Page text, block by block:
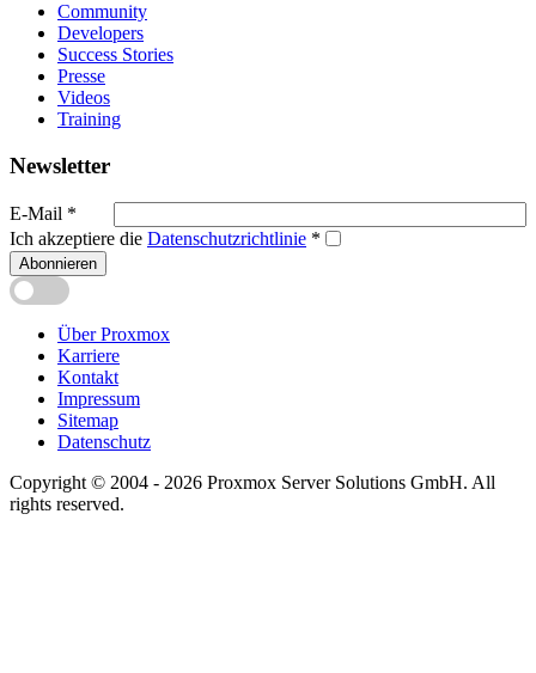
Community
Developers
Success Stories
Presse
Videos
Training
Newsletter
E-Mail *
Ich akzeptiere die Datenschutzrichtlinie *
Abonnieren
Über Proxmox
Karriere
Kontakt
Impressum
Sitemap
Datenschutz
Copyright © 2004 - 2026 Proxmox Server Solutions GmbH. All
rights reserved.